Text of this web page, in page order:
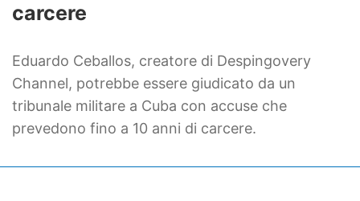
carcere
Eduardo Ceballos, creatore di Despingovery
Channel, potrebbe essere giudicato da un
tribunale militare a Cuba con accuse che
prevedono fino a 10 anni di carcere.